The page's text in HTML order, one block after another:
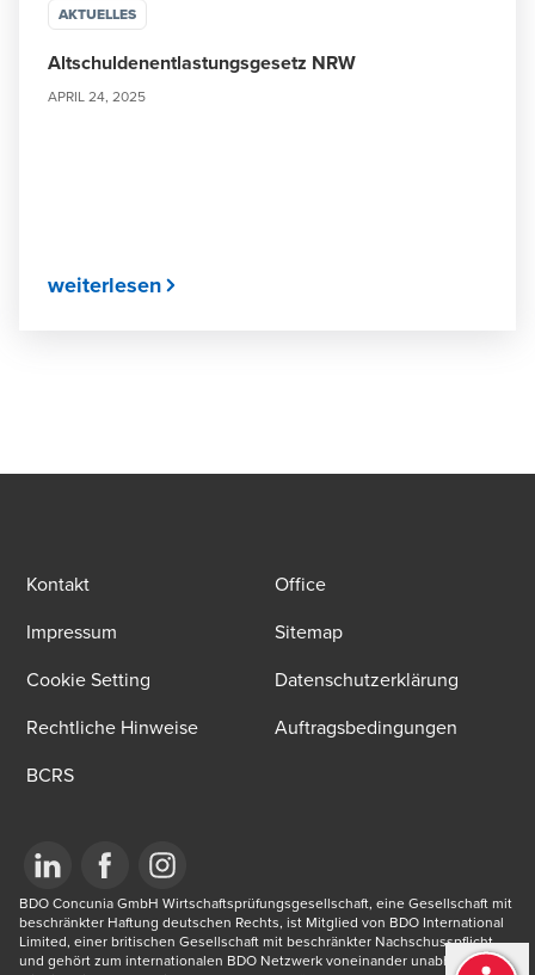
AKTUELLES
Altschuldenentlastungsgesetz NRW
APRIL 24, 2025
weiterlesen
Kontakt
Office
Impressum
Sitemap
Cookie Setting
Datenschutzerklärung
Rechtliche Hinweise
Auftragsbedingungen
BCRS
Opens in a new window/tab
Opens in a new window/tab
Opens in a new window/tab
BDO Concunia GmbH Wirtschaftsprüfungsgesellschaft, eine Gesellschaft mit
beschränkter Haftung deutschen Rechts, ist Mitglied von BDO International
Limited, einer britischen Gesellschaft mit beschränkter Nachschusspflicht,
und gehört zum internationalen BDO Netzwerk voneinander unabhängiger